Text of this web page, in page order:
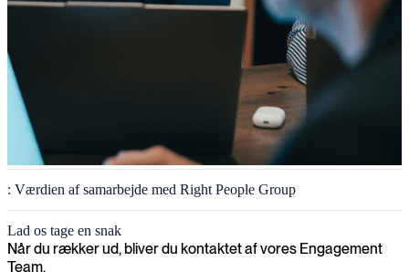
: Værdien af samarbejde med Right People Group
Lad os tage en snak
Når du rækker ud, bliver du kontaktet af vores Engagement
Team.